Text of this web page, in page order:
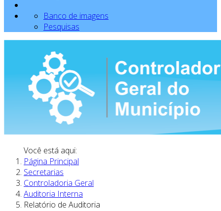
Banco de imagens
Pesquisas
Você está aqui:
Página Principal
Secretarias
Controladoria Geral
Auditoria Interna
Relatório de Auditoria